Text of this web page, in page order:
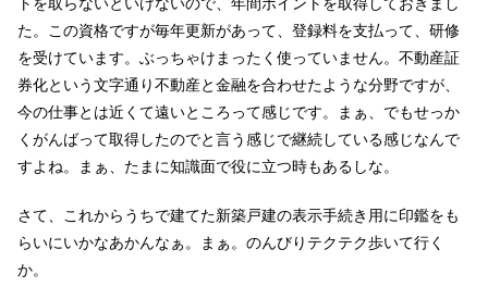
トを取らないといけないので、年間ポイントを取得しておきまし
た。この資格ですが毎年更新があって、登録料を支払って、研修
を受けています。ぶっちゃけまったく使っていません。不動産証
券化という文字通り不動産と金融を合わせたような分野ですが、
今の仕事とは近くて遠いところって感じです。まぁ、でもせっか
くがんばって取得したのでと言う感じで継続している感じなんで
すよね。まぁ、たまに知識面で役に立つ時もあるしな。
さて、これからうちで建てた新築戸建の表示手続き用に印鑑をも
らいにいかなあかんなぁ。まぁ。のんびりテクテク歩いて行く
か。